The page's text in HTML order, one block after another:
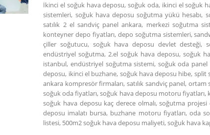
İkinci el soğuk hava deposu, soğuk oda, ikinci el soğuk
sistemleri, soğuk hava deposu soğutma yükü hesabı,
satılık 2 el sandviç panel ankara, merkezi soğutma
konteyner depo fiyatları, depo soğutma sistemleri,
çiller soğutucu, soğuk hava deposu devlet desteği,
endüstriyel soğutma, 2.el soğuk hava deposu, soğuk
istanbul, endüstriyel soğutma sistemi, soğuk oda
deposu, ikinci el buzhane, soğuk hava deposu hibe, split
ankara kompresör firmaları, satılık sandviç panel,
soğuk oda fiyatları, soğuk hava deposu motoru
soğuk hava deposu kaç derece olmalı, soğutma
deposu imalatı bursa, buzhane motoru fiyatları, oda
listesi, 500m2 soğuk hava deposu maliyeti, soğuk hava